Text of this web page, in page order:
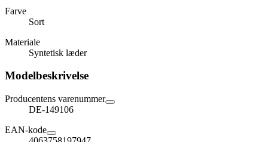
Farve
Sort
Materiale
Syntetisk læder
Modelbeskrivelse
Producentens varenummer
DE-149106
EAN-kode